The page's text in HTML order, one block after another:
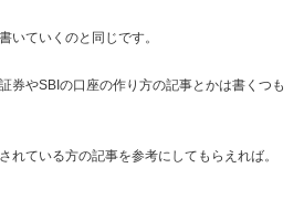
いていくのと同じです。
券やSBIの口座の作り方の記事とかは書くつも
れている方の記事を参考にしてもらえれば。